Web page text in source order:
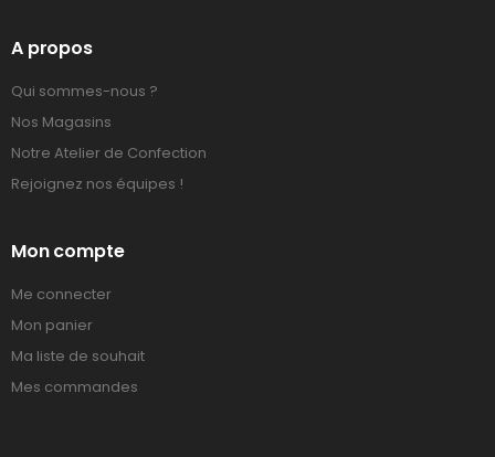
A propos
Qui sommes-nous ?
Nos Magasins
Notre Atelier de Confection
Rejoignez nos équipes !
Mon compte
Me connecter
Mon panier
Ma liste de souhait
Mes commandes